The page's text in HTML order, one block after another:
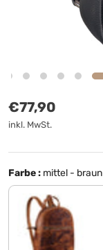
Normaler Preis
€77,90
inkl. MwSt.
Farbe : mittel - braun
kara - cognac